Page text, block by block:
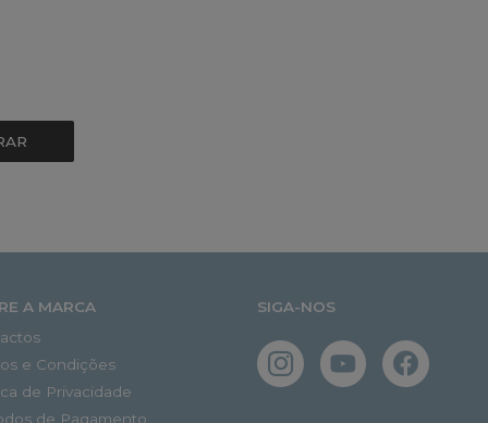
A MARCA
e Condições
de Privacidade
de Pagamento
SIGA-NOS